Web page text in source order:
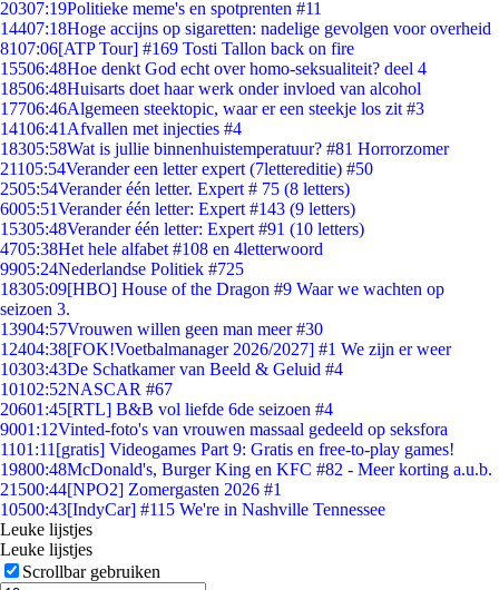
20307:19Politieke meme's en spotprenten #11
14407:18Hoge accijns op sigaretten: nadelige gevolgen voor overheid
8107:06[ATP Tour] #169 Tosti Tallon back on fire
15506:48Hoe denkt God echt over homo-seksualiteit? deel 4
18506:48Huisarts doet haar werk onder invloed van alcohol
17706:46Algemeen steektopic, waar er een steekje los zit #3
14106:41 Afvallen met injecties #4
18305:58Wat is jullie binnenhuistemperatuur? #81 Horrorzomer
21105:54Verander een letter expert (7lettereditie) #50
2505:54Verander één letter. Expert # 75 (8 letters)
6005:51Verander één letter: Expert #143 (9 letters)
15305:48Verander één letter: Expert #91 (10 letters)
4705:38Het hele alfabet #108 en 4letterwoord
9905:24Nederlandse Politiek #725
18305:09[HBO] House of the Dragon #9 Waar we wachten op
seizoen 3.
13904:57Vrouwen willen geen man meer #30
12404:38[FOK!Voetbalmanager 2026/2027] #1 We zijn er weer
10303:43De Schatkamer van Beeld & Geluid #4
10102:52NASCAR #67
20601:45[RTL] B&B vol liefde 6de seizoen #4
9001:12Vinted-foto's van vrouwen massaal gedeeld op seksfora
1101:11 [gratis] Videogames Part 9: Gratis en free-to-play games!
19800:48McDonald's, Burger King en KFC #82 - Meer korting a.u.b.
21500:44[NPO2] Zomergasten 2026 #1
10500:43[IndyCar] #115 We're in Nashville Tennessee
Leuke lijstjes
Leuke lijstjes
Scrollbar gebruiken